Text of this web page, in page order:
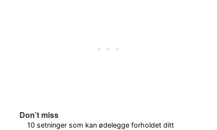
Don’t miss
10 setninger som kan ødelegge forholdet ditt